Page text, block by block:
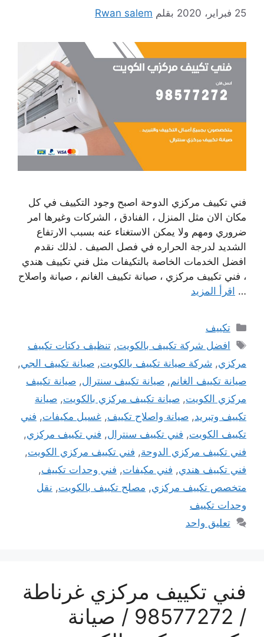
25 فبراير، 2020 بقلم Rwan salem
فني تكييف مركزي الدوحة اصبح وجود التكييف في كل
مكان الان مثل المنزل ، الفنادق ، الشركات وغيرها امر
ضروري ومهم ولا يمكن الاستغناء عنه بسبب الارتفاع
الشديد لدرجة الحراره في فصل الصيف . لذلك نقدم
افضل الخدمات الخاصة بالتكيفات مثل فني تكييف هندي
، فني تكييف مركزي ، صيانة تكييف الغانم ، صيانة واصلاح
… اقرأ المزيد
التصنيفات
تكييف
الوسوم
افضل شركة تكييف بالكويت,تنظيف دكتات تكييف
مركزي, شركة صيانة تكييف بالكويت, صيانة تكييف الجي,
صيانة تكييف الغانم, صيانة تكييف سنترال, صيانة تكييف
مركزي الكويت, صيانة تكييف مركزي بالكويت, صيانة
تكييف وتبريد, صيانة واصلاح تكييف, غسيل مكيفات, فني
تكييف الكويت, فني تكييف سنترال, فني تكييف مركزي,
فني تكييف مركزي الدوحة, فني تكييف مركزي الكويت,
فني تكييف هندي, فني مكيفات, فني وحدات تكييف,
متخصص تكييف مركزي, مصلح تكييف بالكويت, نقل
وحدات تكييف
تعليق واحد
فني تكييف مركزي غرناطة
/ 98577272 / صيانة